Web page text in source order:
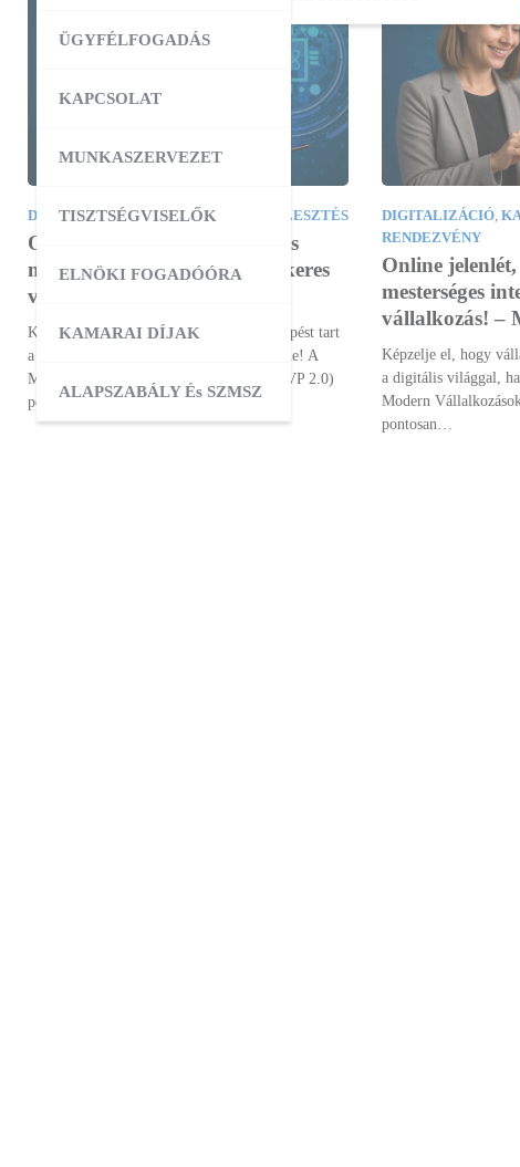
ÜGYFÉLFOGADÁS
KAPCSOLAT
MUNKASZERVEZET
TISZTSÉGVISELŐK
ELNÖKI FOGADÓÓRA
KAMARAI DÍJAK
ALAPSZABÁLY És SZMSZ
DIGITALIZÁCIÓ,VÁLLALKOZÁSFEJLESZTÉS
Online jelenlét, digitalizáció és
mesterséges intelligencia – Sikeres
vállalkozás!
Képzelje el, hogy vállalkozása nemcsak lépést tart
a digitális világgal, hanem naprakész benne! A
Modern Vállalkozások Programja 2.0 (MVP 2.0)
pontosan…
DIGITALIZÁCIÓ,
RENDEZVÉNY
Online
mesterséges
vállalkozás! –
Képzelje el, hogy
a digitális világgal,
Modern
pontosan…